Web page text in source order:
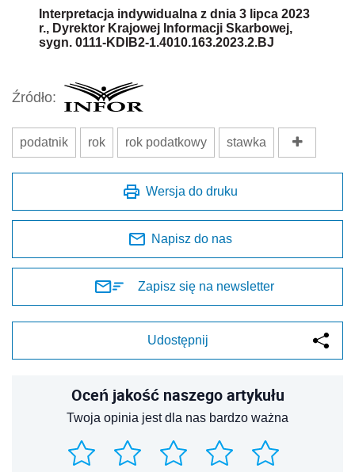
Interpretacja indywidualna z dnia 3 lipca 2023
r., Dyrektor Krajowej Informacji Skarbowej,
sygn. 0111-KDIB2-1.4010.163.2023.2.BJ
Źródło:
podatnik rok rok podatkowy stawka
Wersja do druku
Napisz do nas
Zapisz się na newsletter
Udostępnij
Oceń jakość naszego artykułu
Twoja opinia jest dla nas bardzo ważna